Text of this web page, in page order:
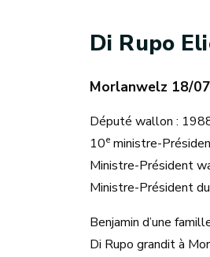
Di Rupo
Morlanwelz 18/
Député wallon :
10e ministre-
Ministre-Président
Ministre-Président
Benjamin d’une
Di Rupo grandit à